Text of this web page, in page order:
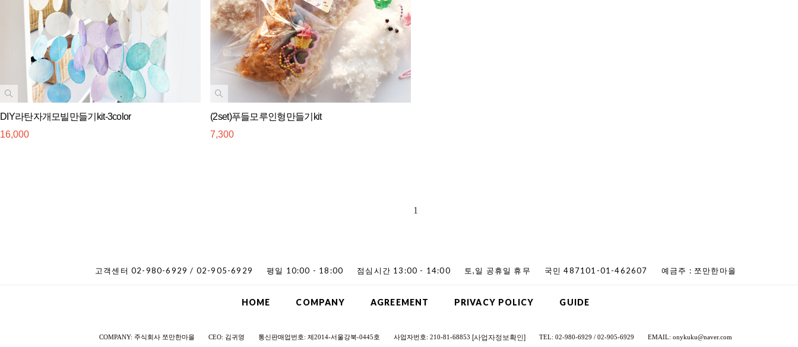
DIY라탄자개모빌만들기kit-3color
16,000
(2set)푸들모루인형만들기kit
7,300
1
고객센터 02-980-6929 / 02-905-6929 평일 10:00 - 18:00 점심시간 13:00 - 14:00 토,일 공휴일 휴무 국민 487101-01-462607 예금주 : 쪼만한마을
HOME COMPANY AGREEMENT PRIVACY POLICY GUIDE
COMPANY: 주식회사 쪼만한마을 CEO: 김귀영 통신판매업번호: 제2014-서울강북-0445호 사업자번호: 210-81-68853 [사업자정보확인] TEL: 02-980-6929 / 02-905-6929 EMAIL: onykuku@naver.com